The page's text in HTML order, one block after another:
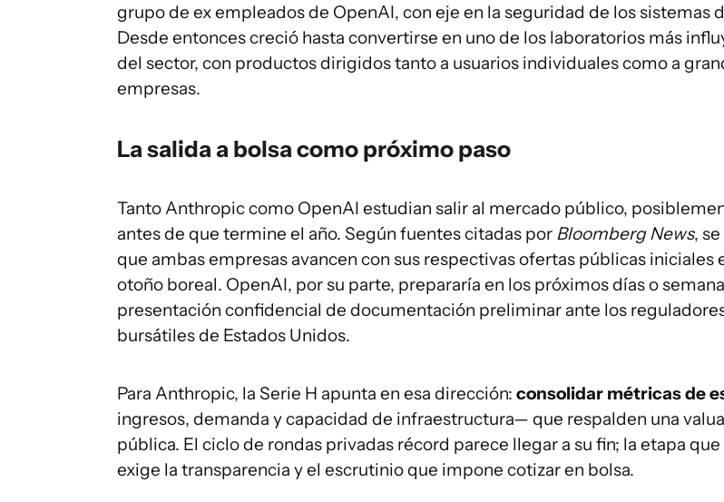
grupo de ex empleados de OpenAI, con eje en la seguridad de los sistemas
Desde entonces creció hasta convertirse en uno de los laboratorios más
del sector, con productos dirigidos tanto a usuarios individuales como a
empresas.
La salida a bolsa como próximo paso
Tanto Anthropic como OpenAI estudian salir al mercado público,
antes de que termine el año. Según fuentes citadas por Bloomberg News,
que ambas empresas avancen con sus respectivas ofertas públicas iniciales
otoño boreal. OpenAI, por su parte, prepararía en los próximos días o
presentación confidencial de documentación preliminar ante los
bursátiles de Estados Unidos.
Para Anthropic, la Serie H apunta en esa dirección: consolidar métricas de
ingresos, demanda y capacidad de infraestructura— que respalden una
pública. El ciclo de rondas privadas récord parece llegar a su fin; la etapa que
exige la transparencia y el escrutinio que impone cotizar en bolsa.